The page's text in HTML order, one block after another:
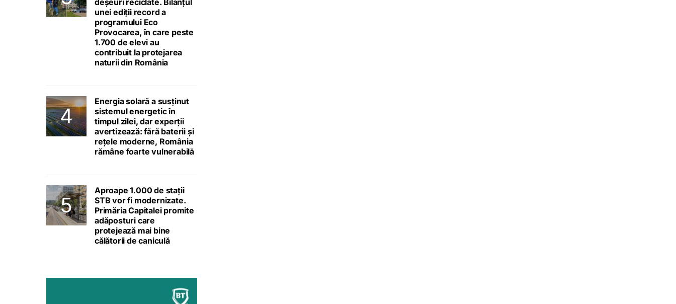
unei ediții record a
programului Eco
Provocarea, în care peste
1.700 de elevi au
contribuit la protejarea
naturii din România
Energia solară a susținut
sistemul energetic în
timpul zilei, dar experții
avertizează: fără baterii și
rețele moderne, România
rămâne foarte vulnerabilă
Aproape 1.000 de stații
STB vor fi modernizate.
Primăria Capitalei promite
adăposturi care
protejează mai bine
călătorii de caniculă